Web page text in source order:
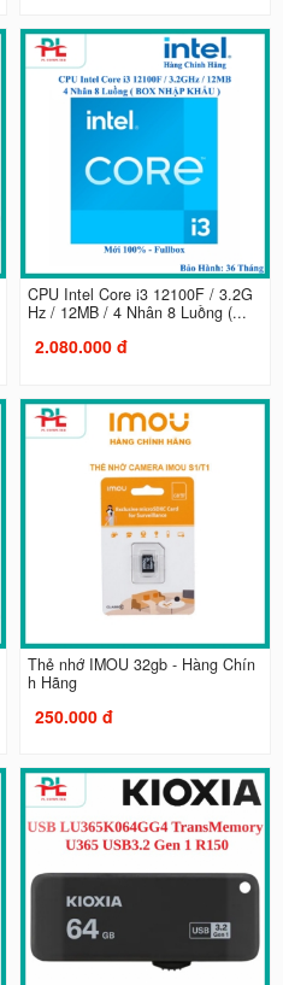
CPU Intel Core i3 12100F / 3.2G
Hz / 12MB / 4 Nhân 8 Luồng (...
2.080.000 đ
Thẻ nhớ IMOU 32gb - Hàng Chín
h Hãng
250.000 đ